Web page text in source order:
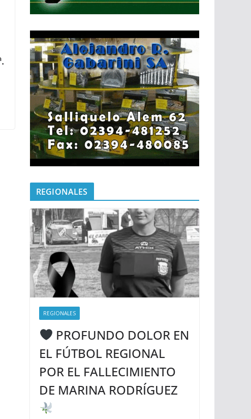
REGIONALES
REGIONALES
PROFUNDO DOLOR EN
EL FÚTBOL REGIONAL
POR EL FALLECIMIENTO
DE MARINA RODRÍGUEZ